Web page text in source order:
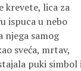
krevete, lica za
ispuca u nebo
njega samog
sveća, mrtav,
puki simbol